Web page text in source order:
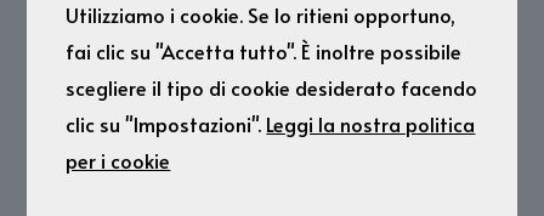
Commenti recenti
Nessun commento da mostrare.
Utilizziamo i cookie. Se lo ritieni opportuno,
fai clic su "Accetta tutto". È inoltre possibile
scegliere il tipo di cookie desiderato facendo
clic su "Impostazioni". Leggi la nostra politica
per i cookie